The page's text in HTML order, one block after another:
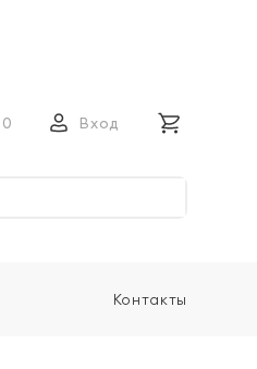
0 Вход
Контакты